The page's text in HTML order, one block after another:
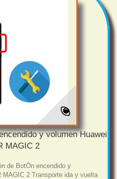
y volumen Huawei
MAGIC 2
de BotÓn encendido y
MAGIC 2 Transporte ida y vuelta